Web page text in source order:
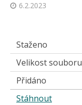
6.2.2023
Staženo
Velikost souboru
Přidáno
Stáhnout